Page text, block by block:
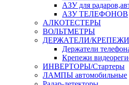
АЗУ для
АЗУ ТЕЛЕФОНОВ
АЛКОТЕСТЕРЫ
ВОЛЬТМЕТРЫ
ДЕРЖАТЕЛИ/КРЕПЕЖИ
Держатели
Крепежи
ИНВЕРТОРЫ/Стартеры
ЛАМПЫ автомобильные